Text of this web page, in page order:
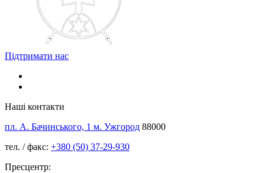
Підтримати нас
Наші контакти
пл. А. Бачинського, 1 м. Ужгород 88000
тел. / факс: +380 (50) 37-29-930
Пресцентр: